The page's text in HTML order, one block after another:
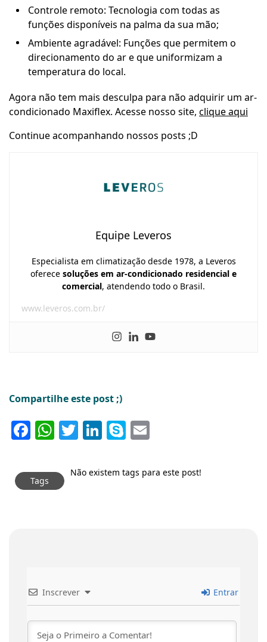
Controle remoto: Tecnologia com todas as
funções disponíveis na palma da sua mão;
Ambiente agradável: Funções que permitem o
direcionamento do ar e que uniformizam a
temperatura do local.
Agora não tem mais desculpa para não adquirir um ar-
condicionado Maxiflex. Acesse nosso site, clique aqui
Continue acompanhando nossos posts ;D
Equipe Leveros
Especialista em climatização desde 1978, a Leveros
oferece soluções em ar-condicionado residencial e
comercial, atendendo todo o Brasil.
www.leveros.com.br/
Compartilhe este post ;)
Facebook
WhatsApp
Twitter
LinkedIn
Skype
Tags
Não existem tags para este post!
Inscrever Entrar